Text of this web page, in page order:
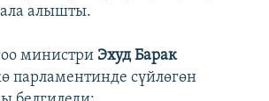
алышты.
министри Эхуд Барак
парламентинде сүйлөгөн